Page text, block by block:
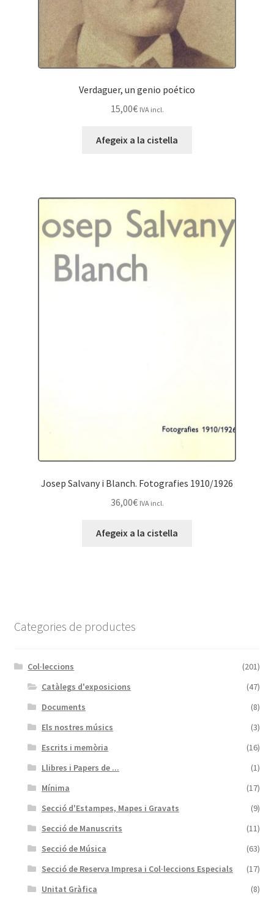
Verdaguer, un genio poético
15,00€ IVA incl.
Afegeix a la cistella
Josep Salvany i Blanch. Fotografies 1910/1926
36,00€ IVA incl.
Afegeix a la cistella
Categories de productes
Col·leccions
(201)
Catàlegs d'exposicions
(47)
Documents
(8)
Els nostres músics
(3)
Escrits i memòria
(16)
Llibres i Papers de ...
(1)
Mínima
(17)
Secció d'Estampes, Mapes i Gravats
(9)
Secció de Manuscrits
(11)
Secció de Música
(63)
Secció de Reserva Impresa i Col·leccions Especials
(17)
Unitat Gràfica
(8)